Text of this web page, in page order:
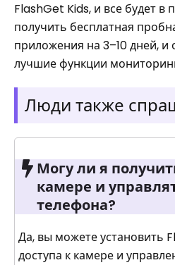
FlashGet Kids, и все будет в
получить бесплатная
приложения на 3–10 дней, и
лучшие функции
Люди также
Могу ли я
камере и
телефона?
Да, вы можете установить
доступа к камере и